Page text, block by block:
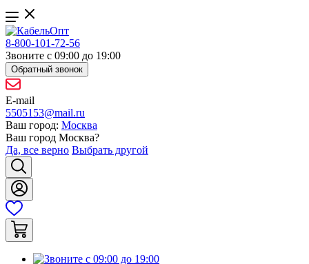
8-800-101-72-56
Звоните с 09:00 до 19:00
Обратный звонок
E-mail
5505153@mail.ru
Ваш город: Москва
Ваш город Москва?
Да, все верно Выбрать другой